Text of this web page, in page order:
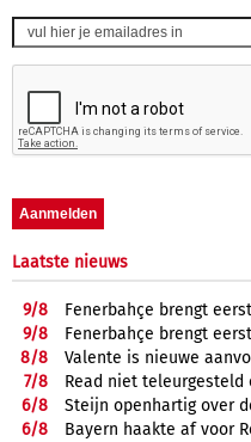
Laatste nieuws
9/8
Fenerbahçe brengt
9/8
Fenerbahçe brengt
8/8
Valente is nieuwe
7/8
Read niet
6/8
Steijn openhartig over
6/8
Bayern haakte af voor